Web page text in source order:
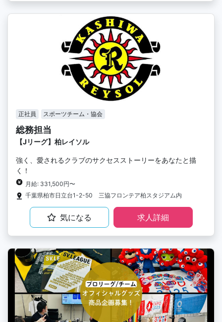
正社員 スポーツチーム・協会
総務担当
【Jリーグ】柏レイソル
強く、愛されるクラブのサクセスストーリーをあなたと描
く！
月給: 331,500円〜
千葉県柏市日立台1-2-50 三協フロンテア柏スタジアム内
気になる 求人詳細